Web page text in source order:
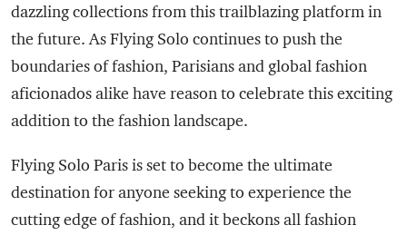
dazzling collections from this trailblazing platform in
the future. As Flying Solo continues to push the
boundaries of fashion, Parisians and global fashion
aficionados alike have reason to celebrate this exciting
addition to the fashion landscape.
Flying Solo Paris is set to become the ultimate
destination for anyone seeking to experience the
cutting edge of fashion, and it beckons all fashion